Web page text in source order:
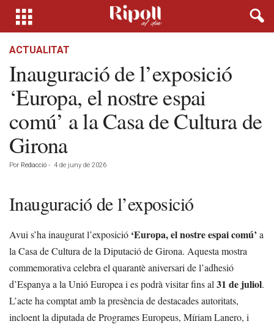
ACTUALITAT
Inauguració de l’exposició
‘Europa, el nostre espai
comú’ a la Casa de Cultura de
Girona
Por Redacció - 4 de juny de 2026
Inauguració de l’exposició
Avui s’ha inaugurat l’exposició ‘Europa, el nostre espai comú’ a
la Casa de Cultura de la Diputació de Girona. Aquesta mostra
commemorativa celebra el quarantè aniversari de l’adhesió
d’Espanya a la Unió Europea i es podrà visitar fins al 31 de juliol.
L’acte ha comptat amb la presència de destacades autoritats,
incloent la diputada de Programes Europeus, Míriam Lanero, i